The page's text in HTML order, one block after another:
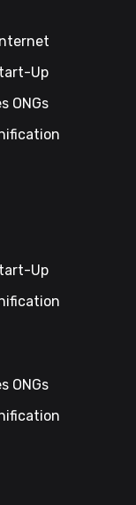
Up
ONGs
Up
ONGs